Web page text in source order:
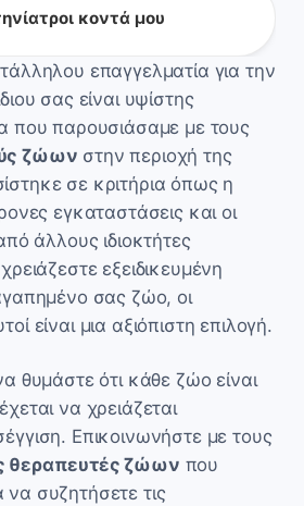
κοντά μου
επαγγελματία για την
σας είναι υψίστης
που παρουσιάσαμε με τους
ζώων στην περιοχή της
σε κριτήρια όπως η
εγκαταστάσεις και οι
άλλους ιδιοκτήτες
εξειδικευμένη
σας ζώο, οι
είναι μια αξιόπιστη επιλογή.
θυμάστε ότι κάθε ζώο είναι
να χρειάζεται
Επικοινωνήστε με τους
θεραπευτές ζώων που
συζητήσετε τις